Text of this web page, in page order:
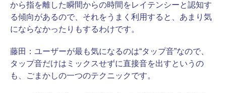
から指を離した瞬間からの時間をレイテンシーと認知す
る傾向があるので、それをうまく利用すると、あまり気
にならなかったりもするわけです。
藤田： ユーザーが最も気になるのは“タップ音”なので、
タップ音だけはミックスせずに直接音を出すというの
も、ごまかしの一つのテクニックです。